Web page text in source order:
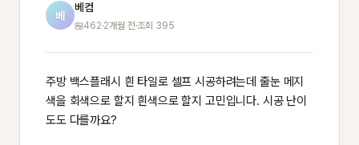
베
베컴
462·2개월 전·조회 395
주방 백스플래시 흰 타일로 셀프 시공하려는데 줄눈 메지
색을 회색으로 할지 흰색으로 할지 고민입니다. 시공 난이
도도 다를까요?